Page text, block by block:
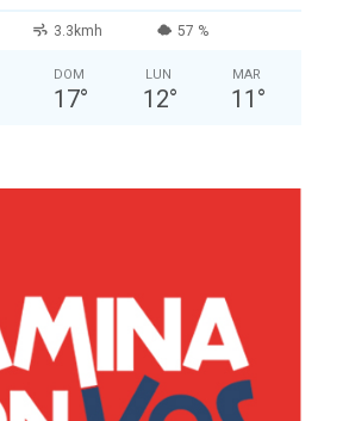
3.3kmh 57 %
DOM
17°
LUN
12°
MAR
11 °